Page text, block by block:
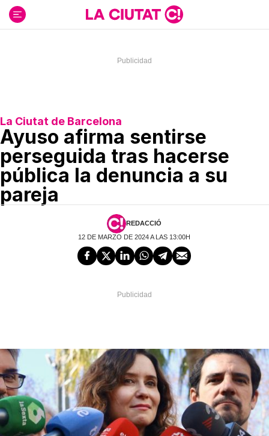
contenido
La Ciutat de Barcelona
Ayuso afirma sentirse
perseguida tras hacerse
pública la denuncia a su
pareja
REDACCIÓ
12 DE MARZO DE 2024 A LAS 13:00H